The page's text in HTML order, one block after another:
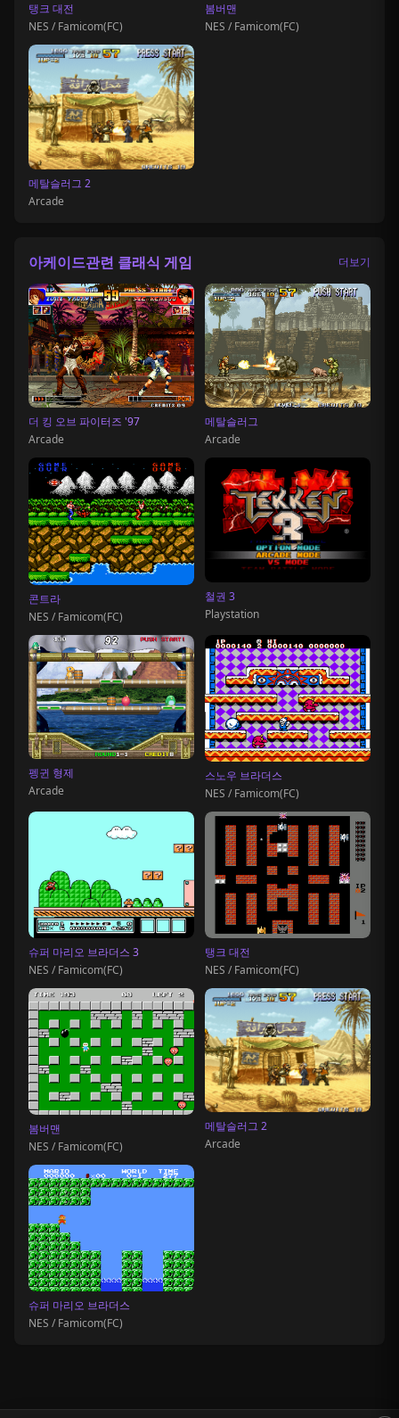
탱크 대전
NES / Famicom(FC)
봄버맨
NES / Famicom(FC)
메탈슬러그 2
Arcade
아케이드관련 클래식 게임 더보기
더 킹 오브 파이터즈 '97
Arcade
메탈슬러그
Arcade
콘트라
NES / Famicom(FC)
철권 3
Playstation
펭귄 형제
Arcade
스노우 브라더스
NES / Famicom(FC)
슈퍼 마리오 브라더스 3
NES / Famicom(FC)
탱크 대전
NES / Famicom(FC)
봄버맨
NES / Famicom(FC)
메탈슬러그 2
Arcade
슈퍼 마리오 브라더스
NES / Famicom(FC)